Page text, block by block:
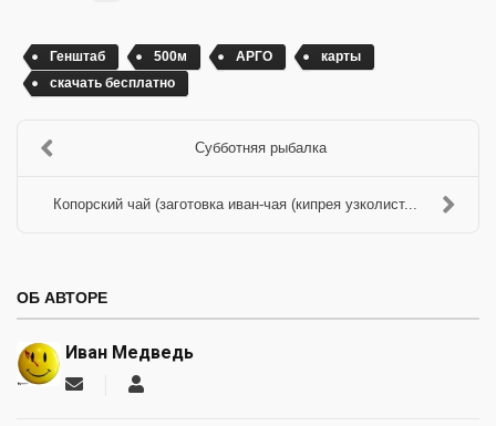
Генштаб 500м АРГО
карты
скачать бесплатно
Субботняя рыбалка
Копорский чай (заготовка иван-чая (кипрея узколист...
ОБ АВТОРЕ
Иван Медведь
Подписаться